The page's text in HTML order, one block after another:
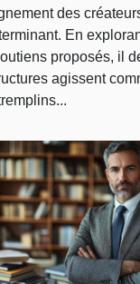
des
En
proposés, il
agissent